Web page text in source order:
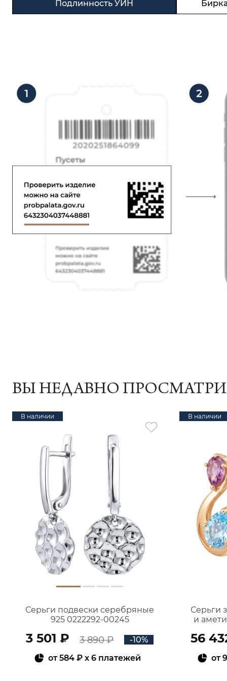
Подлинность УИН
ВЫ НЕДАВНО
В наличии
Серьги подвески серебряные
925 0222292-00245
3 501 ₽ 3 890 ₽
-10%
от584 ₽ x 6 платежей
В наличии
Серьги
и
56
от